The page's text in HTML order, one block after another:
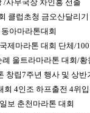
국장 차인흥 선출
클럽초청 금오산달리
아마라톤대회
제마라톤 대회 단체/
례 울트라마라톤 대회/
창립7주년 행사 및 상
회 4인조 하프출전 4위
보 춘천마라톤 대회